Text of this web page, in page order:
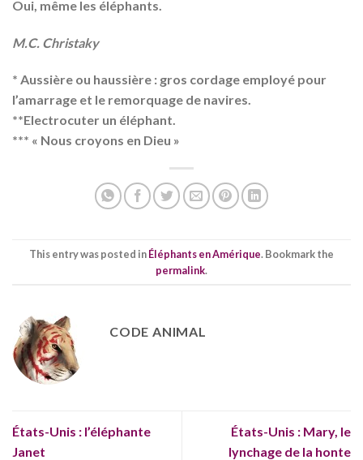
Oui, même les éléphants.
M.C. Christaky
* Aussière ou haussière : gros cordage employé pour
l’amarrage et le remorquage de navires.
**Electrocuter un éléphant.
*** « Nous croyons en Dieu »
This entry was posted inÉléphants en Amérique. Bookmark the
permalink.
CODE ANIMAL
États-Unis : l’éléphante
Janet
États-Unis : Mary, le
lynchage de la honte